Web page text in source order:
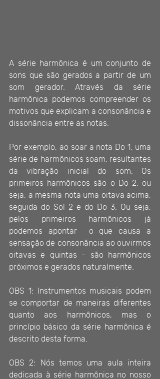
A série harmônica é um conjunto de
sons que são gerados a partir de um
som gerador. Através da série
harmônica podemos compreender os
motivos que explicam a consonância e
dissonância entre as notas.
Por exemplo, ao soar a nota Do 1, uma
série de harmônicos soam, resultantes
da vibração inicial do som. Os
primeiros harmônicos são o Do 2, ou
seja, a mesma nota uma oitava acima,
seguida do Sol 2 e do Do 3. Ou seja,
pelos primeiros harmônicos já
podemos apontar  o que causa a
sensação de consonância ao ouvirmos
oitavas e quintas - são harmônicos
próximos e gerados naturalmente.
OBS 1: Instrumentos musicais podem
se comportar de maneiras diferentes
quanto aos harmônicos, mas o
princípio básico da série harmônica é
descrito desta forma.
OBS 2: Nós temos uma aula inteira